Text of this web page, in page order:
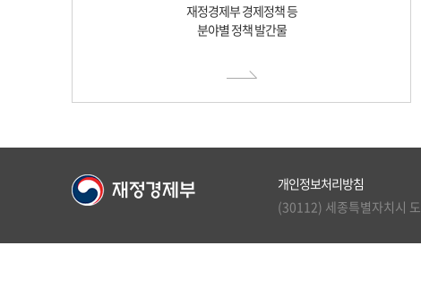
재정경제부 경제정책 등
분야별 정책 발간물
개인정보처리방침
(30112) 세종특별자치시